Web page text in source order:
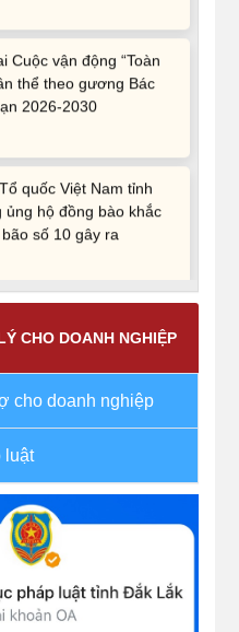
Cuộc vận động “Toàn
thể theo gương Bác
2026-2030
quốc Việt Nam tỉnh
hộ đồng bào khắc
số 10 gây ra
CƯỜNG PHÒNG,
bố thủ tục hành
trên môi trường điện
Bí thư kết luận về phân
vận hành chính
2 cấp
CHO DOANH NGHIỆP
cho doanh nghiệp
luật